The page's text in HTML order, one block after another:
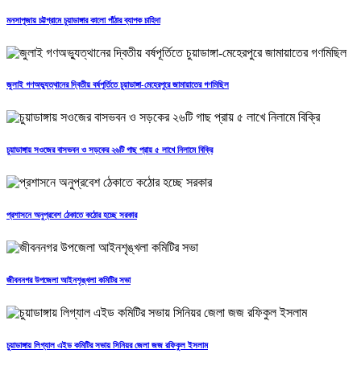
মনসাপূজায় চট্টগ্রামে চুয়াডাঙ্গার কালো পাঁঠার ব্যাপক চাহিদা
জুলাই গণঅভ্যুত্থানের দ্বিতীয় বর্ষপূর্তিতে চুয়াডাঙ্গা-মেহেরপুরে জামায়াতের গণমিছিল
চুয়াডাঙ্গায় সওজের বাসভবন ও সড়কের ২৬টি গাছ প্রায় ৫ লাখে নিলামে বিক্রি
প্রশাসনে অনুপ্রবেশ ঠেকাতে কঠোর হচ্ছে সরকার
জীবননগর উপজেলা আইনশৃঙ্খলা কমিটির সভা
চুয়াডাঙ্গায় লিগ্যাল এইড কমিটির সভায় সিনিয়র জেলা জজ রফিকুল ইসলাম